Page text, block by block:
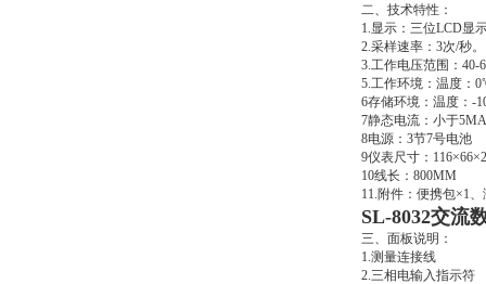
二、技术特性：
1.显示：三位LCD显
2.采样速率：3次/秒。
3.工作电压范围：40-
5.工作环境：温度：
6存储环境：温度：-
7静态电流：小于5MA
8电源：3节7号电池
9仪表尺寸：116×66×
10线长：800MM
11.附件：便携包×1
SL-8032交流
三、面板说明：
1.测量连接线
2.三相电输入指示符